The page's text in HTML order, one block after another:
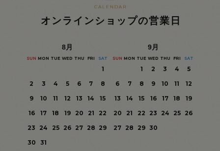
オンラインショップの営業日
8月
SUN MON TUE WED THU FRI SAT
1
2
3 4 5 6 7
8
9
10 11 12 13 14
15
16
17 18 19 20 21
22
23
24 25 26 27 28 29
30
31
9月
SUN MON TUE WED THU FRI SAT
1 2 3 4
5
6
7 8 9 10 11
12
13
14 15 16 17 18
19
20
21 22 23 24 25
26
27 28 29 30